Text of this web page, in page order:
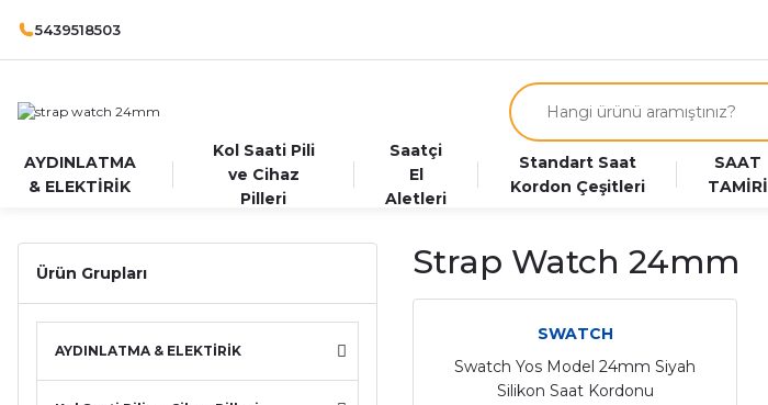
5439518503
AYDINLATMA
& ELEKTİRİK
Kol Saati Pili
ve Cihaz
Pilleri
Saatçi
El
Aletleri
Standart Saat
Kordon Çeşitleri
SAAT
TAMİRİ
Ürün Grupları
AYDINLATMA & ELEKTİRİK
Strap Watch 24mm
SWATCH
Swatch Yos Model 24mm Siyah
Silikon Saat Kordonu